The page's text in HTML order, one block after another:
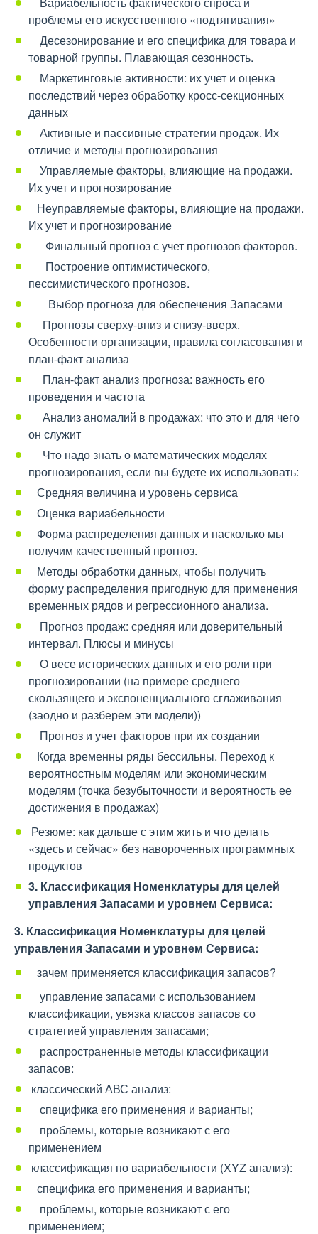
проблемы его искусственного «подтягивания»
Десезонирование и его специфика для товара и
товарной группы. Плавающая сезонность.
Маркетинговые активности: их учет и оценка
последствий через обработку кросс-секционных
данных
Активные и пассивные стратегии продаж. Их
отличие и методы прогнозирования
Управляемые факторы, влияющие на продажи.
Их учет и прогнозирование
Неуправляемые факторы, влияющие на продажи.
Их учет и прогнозирование
Финальный прогноз с учет прогнозов факторов.
Построение оптимистического,
пессимистического прогнозов.
Выбор прогноза для обеспечения Запасами
Прогнозы сверху-вниз и снизу-вверх.
Особенности организации, правила согласования и
план-факт анализа
План-факт анализ прогноза: важность его
проведения и частота
Анализ аномалий в продажах: что это и для чего
он служит
Что надо знать о математических моделях
прогнозирования, если вы будете их использовать:
Средняя величина и уровень сервиса
Оценка вариабельности
Форма распределения данных и насколько мы
получим качественный прогноз.
Методы обработки данных, чтобы получить
форму распределения пригодную для применения
временных рядов и регрессионного анализа.
Прогноз продаж: средняя или доверительный
интервал. Плюсы и минусы
О весе исторических данных и его роли при
прогнозировании (на примере среднего
скользящего и экспоненциального сглаживания
(заодно и разберем эти модели))
Прогноз и учет факторов при их создании
Когда временны ряды бессильны. Переход к
вероятностным моделям или экономическим
моделям (точка безубыточности и вероятность ее
достижения в продажах)
Резюме: как дальше с этим жить и что делать
«здесь и сейчас» без навороченных программных
продуктов
3. Классификация Номенклатуры для целей
управления Запасами и уровнем Сервиса:
3. Классификация Номенклатуры для целей
управления Запасами и уровнем Сервиса:
зачем применяется классификация запасов?
управление запасами с использованием
классификации, увязка классов запасов со
стратегией управления запасами;
распространенные методы классификации
запасов:
классический АВС анализ:
специфика его применения и варианты;
проблемы, которые возникают с его
применением
классификация по вариабельности (XYZ анализ):
специфика его применения и варианты;
проблемы, которые возникают с его
применением;